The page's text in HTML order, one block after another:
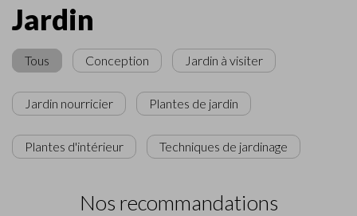
Jardin
Tous Conception Jardin à visiter
Jardin nourricier Plantes de jardin
Plantes d'intérieur Techniques de jardinage
Nos recommandations